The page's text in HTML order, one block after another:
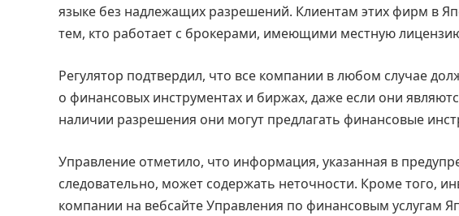
языке без надлежащих разрешений. Клиентам этих фирм в
тем, кто работает с брокерами, имеющими местную
Регулятор подтвердил, что все компании в любом случае
о финансовых инструментах и биржах, даже если они
наличии разрешения они могут предлагать финансовые
Управление отметило, что информация, указанная в
следовательно, может содержать неточности. Кроме того,
компании на вебсайте Управления по финансовым услугам